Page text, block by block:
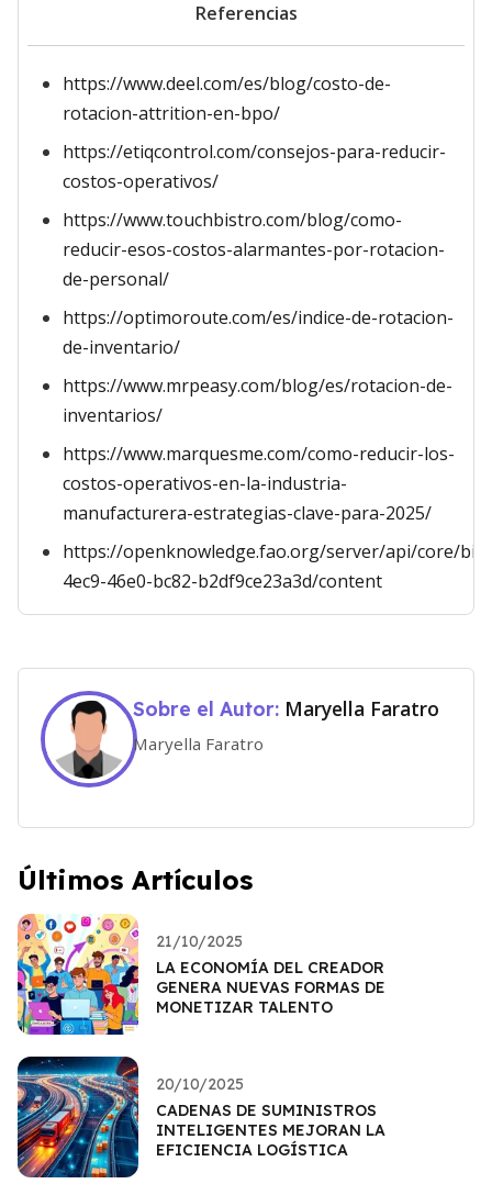
Referencias
https://www.deel.com/es/blog/costo-de-
rotacion-attrition-en-bpo/
https://etiqcontrol.com/consejos-para-reducir-
costos-operativos/
https://www.touchbistro.com/blog/como-
reducir-esos-costos-alarmantes-por-rotacion-
de-personal/
https://optimoroute.com/es/indice-de-rotacion-
de-inventario/
https://www.mrpeasy.com/blog/es/rotacion-de-
inventarios/
https://www.marquesme.com/como-reducir-los-
costos-operativos-en-la-industria-
manufacturera-estrategias-clave-para-2025/
https://openknowledge.fao.org/server/api/core/
4ec9-46e0-bc82-b2df9ce23a3d/content
Sobre el Autor: Maryella Faratro
Maryella Faratro
Últimos Artículos
21/10/2025
LA ECONOMÍA DEL CREADOR
GENERA NUEVAS FORMAS DE
MONETIZAR TALENTO
20/10/2025
CADENAS DE SUMINISTROS
INTELIGENTES MEJORAN LA
EFICIENCIA LOGÍSTICA